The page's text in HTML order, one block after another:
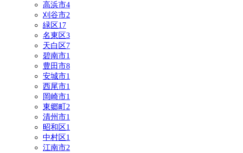
高浜市4
刈谷市2
緑区17
名東区3
天白区7
碧南市1
豊田市8
安城市1
西尾市1
岡崎市1
東郷町2
清州市1
昭和区1
中村区1
江南市2